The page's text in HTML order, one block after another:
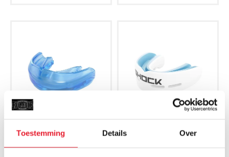
Toestemming Details Over